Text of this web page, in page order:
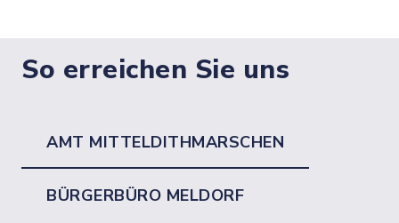
So erreichen Sie uns
AMT MITTELDITHMARSCHEN
BÜRGERBÜRO MELDORF